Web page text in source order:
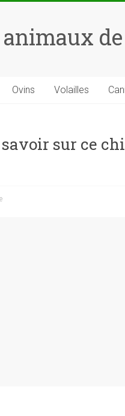
Ovins Volailles
sur ce